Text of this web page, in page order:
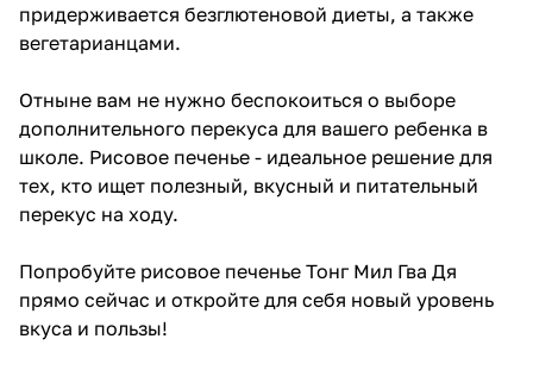
придерживается безглютеновой диеты, а также
вегетарианцами.
Отныне вам не нужно беспокоиться о выборе
дополнительного перекуса для вашего ребенка в
школе. Рисовое печенье - идеальное решение для
тех, кто ищет полезный, вкусный и питательный
перекус на ходу.
Попробуйте рисовое печенье Тонг Мил Гва Дя
прямо сейчас и откройте для себя новый уровень
вкуса и пользы!